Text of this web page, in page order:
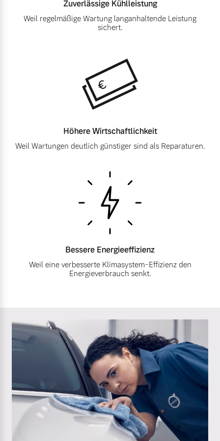
Mehr erfahren
Finanzierung & Leasing
Zuverlässige Kühlleistung
Weil regelmäßige Wartung langanhaltende Leistung
sichert.
HöhereWirtschaftlichkeit
Weil Wartungen deutlich günstiger sind als Reparaturen.
Bessere Energieeffizienz
Weil eine verbesserte Klimasystem-Effizienz den
Energieverbrauch senkt.